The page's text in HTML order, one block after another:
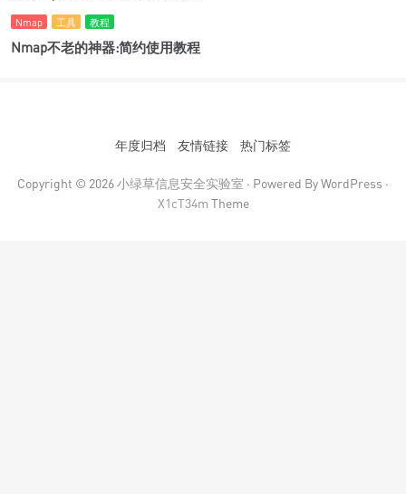
Nmap 工具 教程
Nmap不老的神器:简约使用教程
年度归档 友情链接 热门标签
Copyright © 2026小绿草信息安全实验室 · Powered By WordPress ·
X1cT34m Theme